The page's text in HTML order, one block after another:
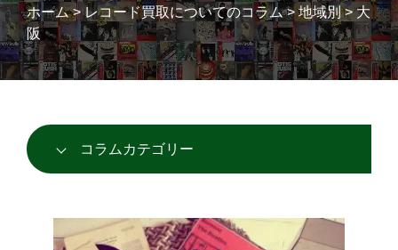
ホーム>レコード買取についてのコラム>地域別>大
阪
コラムカテゴリー